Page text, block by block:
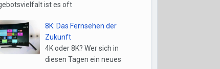
ist es oft
8K: Das Fernsehen der
Zukunft
4K oder 8K? Wer sich in
diesen Tagen ein neues